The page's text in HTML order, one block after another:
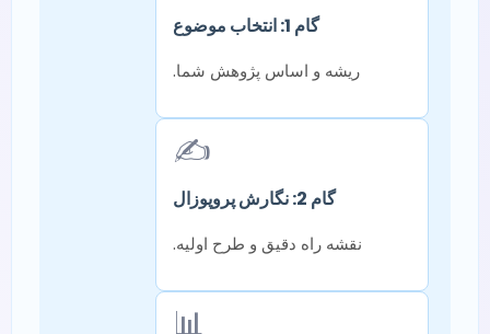
گام 1: انتخاب موضوع
ریشه و اساس پژوهش شما.
✍️
گام 2: نگارش پروپوزال
نقشه راه دقیق و طرح اولیه.
📊